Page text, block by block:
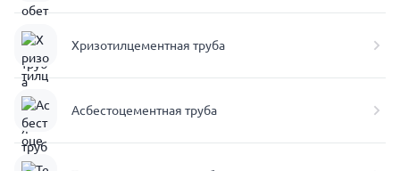
Хризотилцементная труба
Асбестоцементная труба